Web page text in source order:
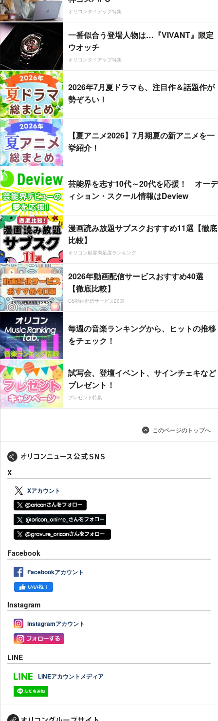
オリコンタイアップ特集
一番似合う登場人物は…『VIVANT』限定
ウオッチ
オリコンタイアップ特集
2026年7月夏ドラマも、注目作＆話題作が
勢ぞろい！
【夏アニメ2026】7月期夏の新アニメを一
挙紹介！
芸能界を志す10代～20代を応援！ オーデ
ィション・スクール情報はDeview
漫画読み放題サブスクおすすめ11選【徹底
比較】
オリコン顧客満足度ランキング
2026年動画配信サービスおすすめ40選
【徹底比較】
CS動画配信サービス20選
毎週の音楽ランキングから、ヒットの推移
をチェック！
試写会、登壇イベント、サインチェキなど
プレゼント！
プレゼント特集
このページのトップへ
X
Xアカウント
Facebook
Facebookアカウント
Instagram
Instagramアカウント
LINE
LINEアカウントメディア